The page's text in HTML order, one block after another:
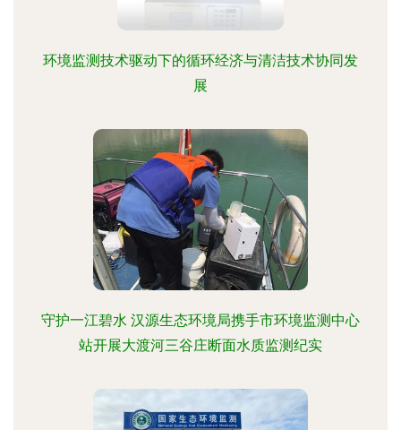
环境监测技术驱动下的循环经济与清洁技术协同发
展
守护一江碧水 汉源生态环境局携手市环境监测中心
站开展大渡河三谷庄断面水质监测纪实